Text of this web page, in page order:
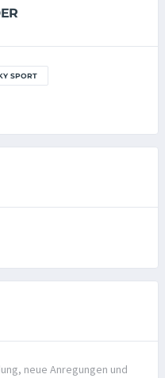
SPORT
neue Anregungen und